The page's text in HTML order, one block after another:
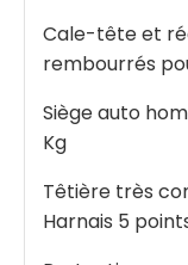
Cale-tête et
rembourrés
Siège auto
Kg
Têtière très
Harnais 5